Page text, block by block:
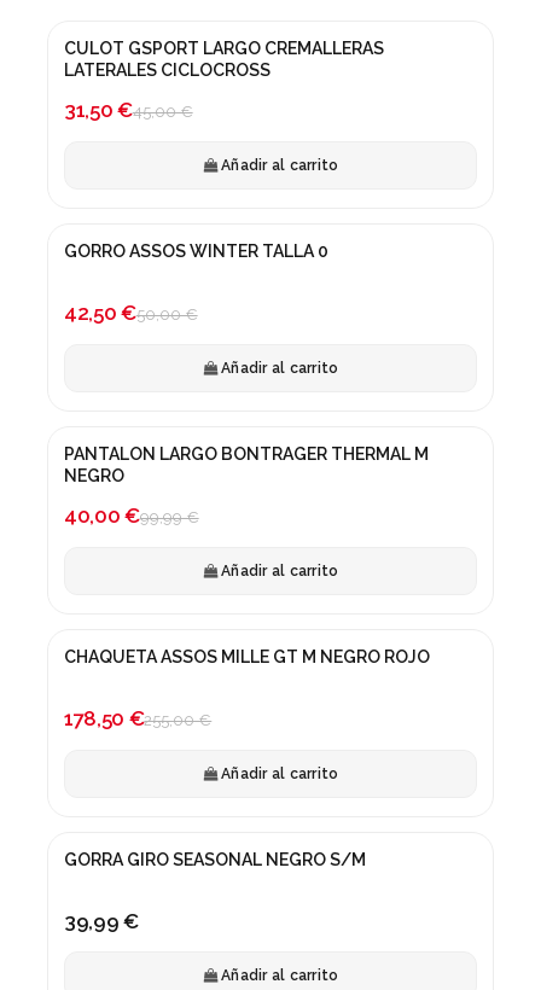
¡En oferta!
CULOT GSPORT LARGO CREMALLERAS
LATERALES CICLOCROSS
31,50 €45,00 €
Añadir al carrito
¡En oferta!
GORRO ASSOS WINTER TALLA 0
42,50 €50,00 €
Añadir al carrito
¡En oferta!
PANTALON LARGO BONTRAGER THERMAL M
NEGRO
40,00 €99,99 €
Añadir al carrito
¡En oferta!
CHAQUETA ASSOS MILLE GT M NEGRO ROJO
178,50 €255,00 €
Añadir al carrito
GORRA GIRO SEASONAL NEGRO S/M
39,99 €
Añadir al carrito